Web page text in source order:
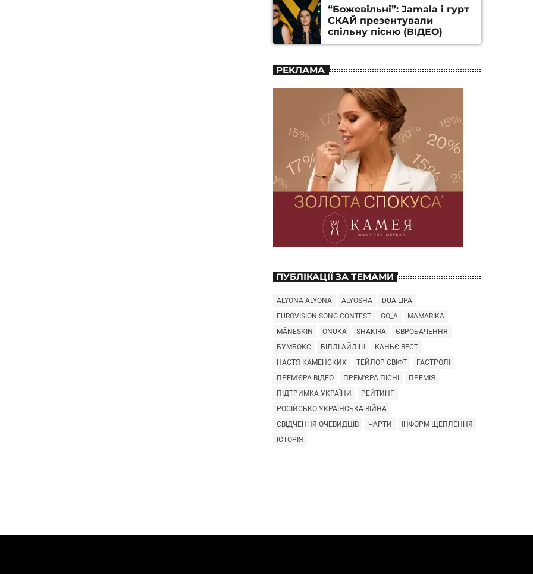
“Божевільні”: Jamala і гурт
СКАЙ презентували
спільну пісню (ВІДЕО)
РЕКЛАМА
ПУБЛІКАЦІЇ ЗА ТЕМАМИ
ALYONA ALYONA ALYOSHA
DUA LIPA
EUROVISION SONG CONTEST
GO_A
MAMARIKA
MÅNESKIN
ONUKA SHAKIRA
ЄВРОБАЧЕННЯ
БУМБОКС
БІЛЛІ АЙЛІШ
КАНЬЄ ВЕСТ
НАСТЯ КАМЕНСКИХ
ТЕЙЛОР СВІФТ
ГАСТРОЛІ
ПРЕМ'ЄРА ВІДЕО
ПРЕМ'ЄРА ПІСНІ
ПРЕМІЯ
ПІДТРИМКА УКРАЇНИ
РЕЙТИНГ
РОСІЙСЬКО-УКРАЇНСЬКА ВІЙНА
СВІДЧЕННЯ ОЧЕВИДЦІВ
ЧАРТИ
ІНФОРМ ЩЕПЛЕННЯ
ІСТОРІЯ